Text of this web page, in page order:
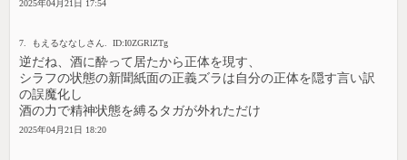
2025年04月21日 17:54
7. もえるななしさん. ID:I0ZGRlZTg
逆だね、酒に酔って居たから正体を現す、
シラフの状態の新聞紙面の正義ズラは自分の正体を隠す言い訳
の誤魔化し
酒の力で精神状態を縛るタガが外れただけ
2025年04月21日 18:20